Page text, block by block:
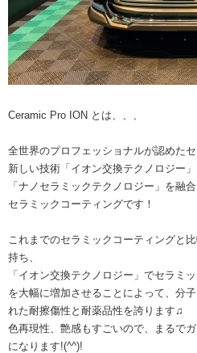
Ceramic Pro ION とは、、、
全世界のプロフェッショナルが認めた
新しい技術「イオン交換テクノロジー
「ナノセラミックテクノロジー」を融
セラミックコーティングです！
これまでのセラミックコーティングと
持ち、
「イオン交換テクノロジー」でセラミ
を大幅に増加させることによって、分
れた耐擦傷性と耐薬品性を誇ります♫
色再現性、艶感もすごいので、まるで
になります!(^^)!